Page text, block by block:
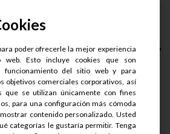
poder ofrecerle la mejor experiencia
Esto incluye cookies que son
funcionamiento del sitio web y para
objetivos comerciales corporativos, así
que se utilizan únicamente con fines
para una configuración más cómoda
contenido personalizado. Usted
categorías le gustaría permitir. Tenga